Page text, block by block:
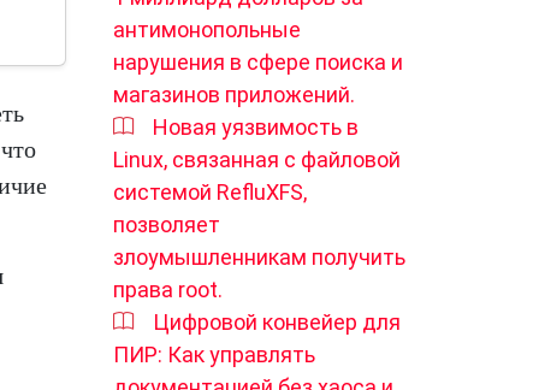
антимонопольные
нарушения в сфере поиска и
магазинов приложений.
Новая уязвимость в
Linux, связанная с файловой
системой RefluXFS,
позволяет
злоумышленникам получить
права root.
Цифровой конвейер для
ПИР: Как управлять